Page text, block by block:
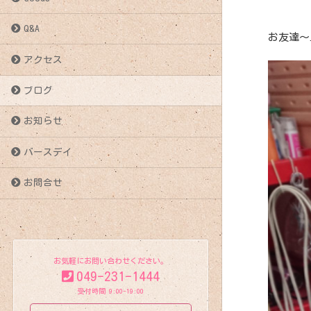
Q&A
アクセス
ブログ
お知らせ
バースデイ
お問合せ
お気軽にお問い合わせください。
049-231-1444
受付時間 9:00-19:00
お友達